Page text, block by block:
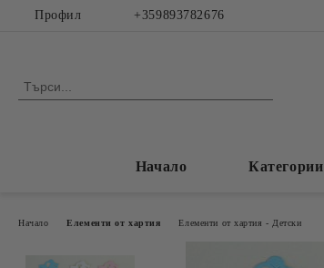
Профил +359893782676
Начало Категории
Начало Елементи от хартия Елементи от хартия - Детски